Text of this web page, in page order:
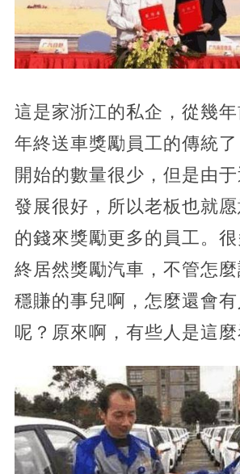
這是家浙江的私企，從幾
年終送車獎勵員工的傳統
開始的數量很少，但是由
發展很好，所以老板也就
的錢來獎勵更多的員工。
終居然獎勵汽車，不管怎
穩賺的事兒啊，怎麼還會
呢？原來啊，有些人是這麼